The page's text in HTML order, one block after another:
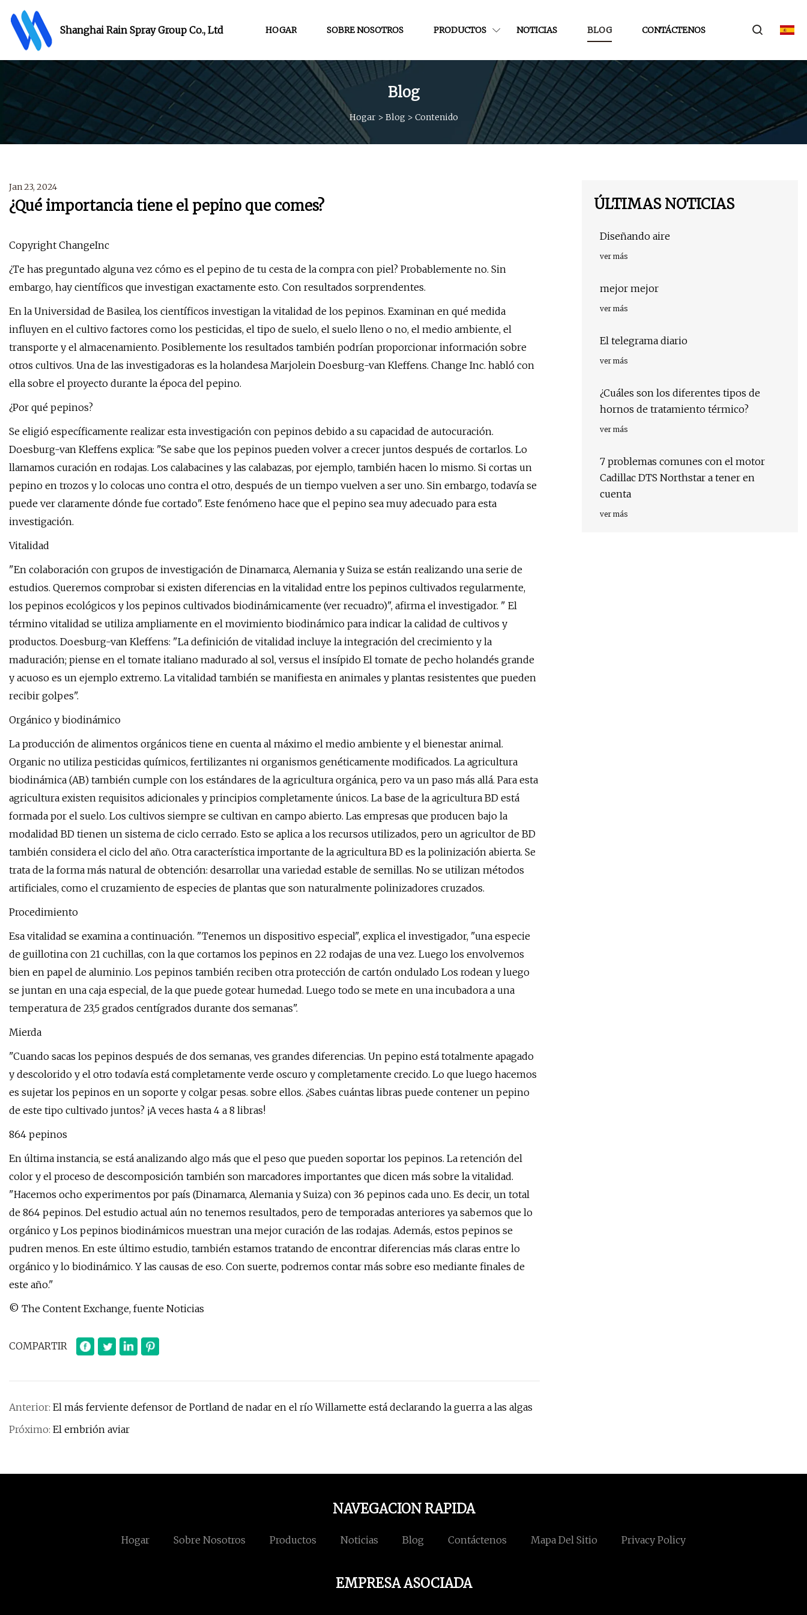
Shanghai Rain Spray Group Co., Ltd HOGAR SOBRE NOSOTROS PRODUCTOS NOTICIAS BLOG CONTÁCTENOS
Blog
Hogar> Blog > Contenido
Jan 23, 2024
¿Qué importancia tiene el pepino que comes?
Copyright ChangeInc
¿Te has preguntado alguna vez cómo es el pepino de tu cesta de la compra con piel? Probablemente no. Sin
embargo, hay científicos que investigan exactamente esto. Con resultados sorprendentes.
En la Universidad de Basilea, los científicos investigan la vitalidad de los pepinos. Examinan en qué medida
influyen en el cultivo factores como los pesticidas, el tipo de suelo, el suelo lleno o no, el medio ambiente, el
transporte y el almacenamiento. Posiblemente los resultados también podrían proporcionar información sobre
otros cultivos. Una de las investigadoras es la holandesa Marjolein Doesburg-van Kleffens. Change Inc. habló con
ella sobre el proyecto durante la época del pepino.
¿Por qué pepinos?
Se eligió específicamente realizar esta investigación con pepinos debido a su capacidad de autocuración.
Doesburg-van Kleffens explica: "Se sabe que los pepinos pueden volver a crecer juntos después de cortarlos. Lo
llamamos curación en rodajas. Los calabacines y las calabazas, por ejemplo, también hacen lo mismo. Si cortas un
pepino en trozos y lo colocas uno contra el otro, después de un tiempo vuelven a ser uno. Sin embargo, todavía se
puede ver claramente dónde fue cortado". Este fenómeno hace que el pepino sea muy adecuado para esta
investigación.
Vitalidad
"En colaboración con grupos de investigación de Dinamarca, Alemania y Suiza se están realizando una serie de
estudios. Queremos comprobar si existen diferencias en la vitalidad entre los pepinos cultivados regularmente,
los pepinos ecológicos y los pepinos cultivados biodinámicamente (ver recuadro)", afirma el investigador. " El
término vitalidad se utiliza ampliamente en el movimiento biodinámico para indicar la calidad de cultivos y
productos. Doesburg-van Kleffens: "La definición de vitalidad incluye la integración del crecimiento y la
maduración; piense en el tomate italiano madurado al sol, versus el insípido El tomate de pecho holandés grande
y acuoso es un ejemplo extremo. La vitalidad también se manifiesta en animales y plantas resistentes que pueden
recibir golpes".
Orgánico y biodinámico
La producción de alimentos orgánicos tiene en cuenta al máximo el medio ambiente y el bienestar animal.
Organic no utiliza pesticidas químicos, fertilizantes ni organismos genéticamente modificados. La agricultura
biodinámica (AB) también cumple con los estándares de la agricultura orgánica, pero va un paso más allá. Para esta
agricultura existen requisitos adicionales y principios completamente únicos. La base de la agricultura BD está
formada por el suelo. Los cultivos siempre se cultivan en campo abierto. Las empresas que producen bajo la
modalidad BD tienen un sistema de ciclo cerrado. Esto se aplica a los recursos utilizados, pero un agricultor de BD
también considera el ciclo del año. Otra característica importante de la agricultura BD es la polinización abierta. Se
trata de la forma más natural de obtención: desarrollar una variedad estable de semillas. No se utilizan métodos
artificiales, como el cruzamiento de especies de plantas que son naturalmente polinizadores cruzados.
Procedimiento
Esa vitalidad se examina a continuación. "Tenemos un dispositivo especial", explica el investigador, "una especie
de guillotina con 21 cuchillas, con la que cortamos los pepinos en 22 rodajas de una vez. Luego los envolvemos
bien en papel de aluminio. Los pepinos también reciben otra protección de cartón ondulado Los rodean y luego
se juntan en una caja especial, de la que puede gotear humedad. Luego todo se mete en una incubadora a una
temperatura de 23,5 grados centígrados durante dos semanas".
Mierda
"Cuando sacas los pepinos después de dos semanas, ves grandes diferencias. Un pepino está totalmente apagado
y descolorido y el otro todavía está completamente verde oscuro y completamente crecido. Lo que luego hacemos
es sujetar los pepinos en un soporte y colgar pesas. sobre ellos. ¿Sabes cuántas libras puede contener un pepino
de este tipo cultivado juntos? ¡A veces hasta 4 a 8 libras!
864 pepinos
En última instancia, se está analizando algo más que el peso que pueden soportar los pepinos. La retención del
color y el proceso de descomposición también son marcadores importantes que dicen más sobre la vitalidad.
"Hacemos ocho experimentos por país (Dinamarca, Alemania y Suiza) con 36 pepinos cada uno. Es decir, un total
de 864 pepinos. Del estudio actual aún no tenemos resultados, pero de temporadas anteriores ya sabemos que lo
orgánico y Los pepinos biodinámicos muestran una mejor curación de las rodajas. Además, estos pepinos se
pudren menos. En este último estudio, también estamos tratando de encontrar diferencias más claras entre lo
orgánico y lo biodinámico. Y las causas de eso. Con suerte, podremos contar más sobre eso mediante finales de
este año."
© The Content Exchange, fuente Noticias
COMPARTIR
Anterior: El más ferviente defensor de Portland de nadar en el río Willamette está declarando la guerra a las algas
Próximo: El embrión aviar
ÚLTIMAS NOTICIAS
Diseñando aire
ver más
mejor mejor
ver más
El telegrama diario
ver más
¿Cuáles son los diferentes tipos de
hornos de tratamiento térmico?
ver más
7 problemas comunes con el motor
Cadillac DTS Northstar a tener en
cuenta
ver más
NAVEGACION RAPIDA
Hogar Sobre Nosotros Productos Noticias Blog Contáctenos Mapa Del Sitio Privacy Policy
EMPRESA ASOCIADA